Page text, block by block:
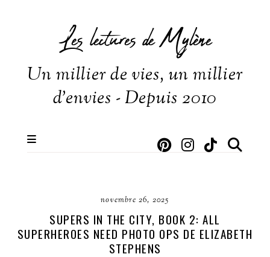
Les lectures de Mylène
Un millier de vies, un millier
d'envies - Depuis 2010
novembre 26, 2025
SUPERS IN THE CITY, BOOK 2: ALL
SUPERHEROES NEED PHOTO OPS DE ELIZABETH
STEPHENS